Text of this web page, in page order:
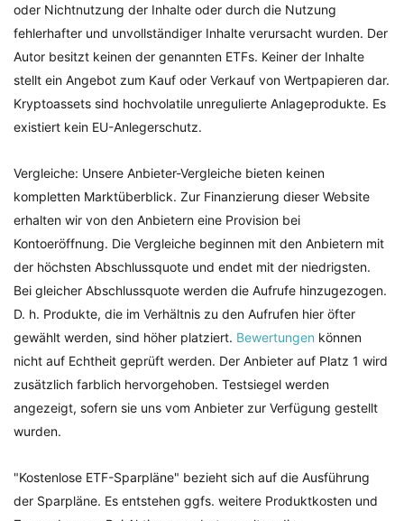
oder Nichtnutzung der Inhalte oder durch die Nutzung
fehlerhafter und unvollständiger Inhalte verursacht wurden. Der
Autor besitzt keinen der genannten ETFs. Keiner der Inhalte
stellt ein Angebot zum Kauf oder Verkauf von Wertpapieren dar.
Kryptoassets sind hochvolatile unregulierte Anlageprodukte. Es
existiert kein EU-Anlegerschutz.
Vergleiche: Unsere Anbieter-Vergleiche bieten keinen
kompletten Marktüberblick. Zur Finanzierung dieser Website
erhalten wir von den Anbietern eine Provision bei
Kontoeröffnung. Die Vergleiche beginnen mit den Anbietern mit
der höchsten Abschlussquote und endet mit der niedrigsten.
Bei gleicher Abschlussquote werden die Aufrufe hinzugezogen.
D. h. Produkte, die im Verhältnis zu den Aufrufen hier öfter
gewählt werden, sind höher platziert. Bewertungen können
nicht auf Echtheit geprüft werden. Der Anbieter auf Platz 1 wird
zusätzlich farblich hervorgehoben. Testsiegel werden
angezeigt, sofern sie uns vom Anbieter zur Verfügung gestellt
wurden.
"Kostenlose ETF-Sparpläne" bezieht sich auf die Ausführung
der Sparpläne. Es entstehen ggfs. weitere Produktkosten und